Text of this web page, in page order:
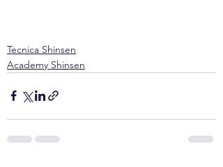
Tecnica Shinsen
Academy Shinsen